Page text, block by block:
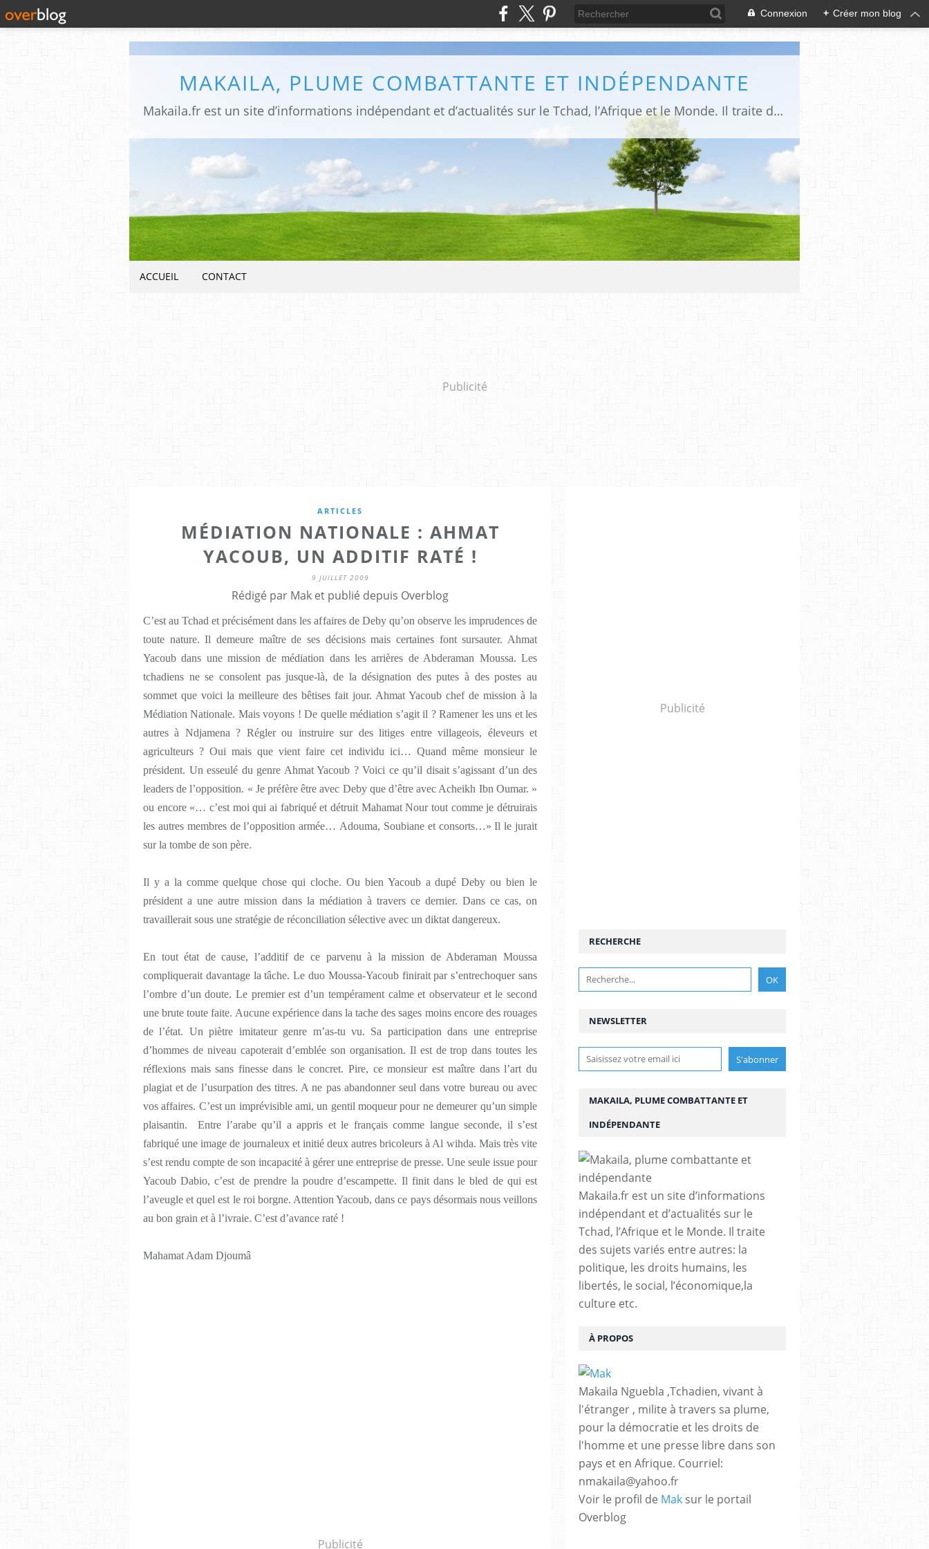
Connexion + Créer mon blog
MAKAILA, PLUME COMBATTANTE ET INDÉPENDANTE
Makaila.fr est un site d’informations indépendant et d’actualités sur le Tchad, l’Afrique et le Monde. Il traite des sujets variés entre autres: la politique, les droits humains, les libertés, le social, l’économique,la culture etc.
ACCUEIL CONTACT
Publicité
ARTICLES
MÉDIATION NATIONALE : AHMAT
YACOUB, UN ADDITIF RATÉ !
9 JUILLET 2009
Rédigé par Mak et publié depuis Overblog
C’est au Tchad et précisément dans les affaires de Deby qu’on observe les imprudences de
toute nature. Il demeure maître de ses décisions mais certaines font sursauter. Ahmat
Yacoub dans une mission de médiation dans les arrières de Abderaman Moussa. Les
tchadiens ne se consolent pas jusque-là, de la désignation des putes à des postes au
sommet que voici la meilleure des bêtises fait jour. Ahmat Yacoub chef de mission à la
Médiation Nationale. Mais voyons ! De quelle médiation s’agit il ? Ramener les uns et les
autres à Ndjamena ? Régler ou instruire sur des litiges entre villageois, éleveurs et
agriculteurs ? Oui mais que vient faire cet individu ici… Quand même monsieur le
président. Un esseulé du genre Ahmat Yacoub ? Voici ce qu’il disait s’agissant d’un des
leaders de l’opposition. « Je préfère être avec Deby que d’être avec Acheikh Ibn Oumar. »
ou encore «… c’est moi qui ai fabriqué et détruit Mahamat Nour tout comme je détruirais
les autres membres de l’opposition armée… Adouma, Soubiane et consorts…» Il le jurait
sur la tombe de son père.
Il y a la comme quelque chose qui cloche. Ou bien Yacoub a dupé Deby ou bien le
président a une autre mission dans la médiation à travers ce dernier. Dans ce cas, on
travaillerait sous une stratégie de réconciliation sélective avec un diktat dangereux.
En tout état de cause, l’additif de ce parvenu à la mission de Abderaman Moussa
compliquerait davantage la tâche. Le duo Moussa-Yacoub finirait par s’entrechoquer sans
l’ombre d’un doute. Le premier est d’un tempérament calme et observateur et le second
une brute toute faite. Aucune expérience dans la tache des sages moins encore des rouages
de l’état. Un piètre imitateur genre m’as-tu vu. Sa participation dans une entreprise
d’hommes de niveau capoterait d’emblée son organisation. Il est de trop dans toutes les
réflexions mais sans finesse dans le concret. Pire, ce monsieur est maître dans l’art du
plagiat et de l’usurpation des titres. A ne pas abandonner seul dans votre bureau ou avec
vos affaires. C’est un imprévisible ami, un gentil moqueur pour ne demeurer qu’un simple
plaisantin.
Entre l’arabe qu’il a appris et le français comme langue seconde, il s’est
fabriqué une image de journaleux et initié deux autres bricoleurs à Al wihda. Mais très vite
s’est rendu compte de son incapacité à gérer une entreprise de presse. Une seule issue pour
Yacoub Dabio, c’est de prendre la poudre d’escampette. Il finit dans le bled de qui est
l’aveugle et quel est le roi borgne. Attention Yacoub, dans ce pays désormais nous veillons
au bon grain et à l’ivraie. C’est d’avance raté !
Mahamat Adam Djoumâ
Publicité
Publicité
NEWSLETTER
RECHERCHE
MAKAILA, PLUME COMBATTANTE ET
INDÉPENDANTE
Makaila.fr est un site d’informations
indépendant et d’actualités sur le
Tchad, l’Afrique et le Monde. Il traite
des sujets variés entre autres: la
politique, les droits humains, les
libertés, le social, l’économique,la
culture etc.
À PROPOS
Makaila Nguebla ,Tchadien, vivant à
l'étranger , milite à travers sa plume,
pour la démocratie et les droits de
l'homme et une presse libre dans son
pays et en Afrique. Courriel:
nmakaila@yahoo.fr
Voir le profil de Mak sur le portail
Overblog